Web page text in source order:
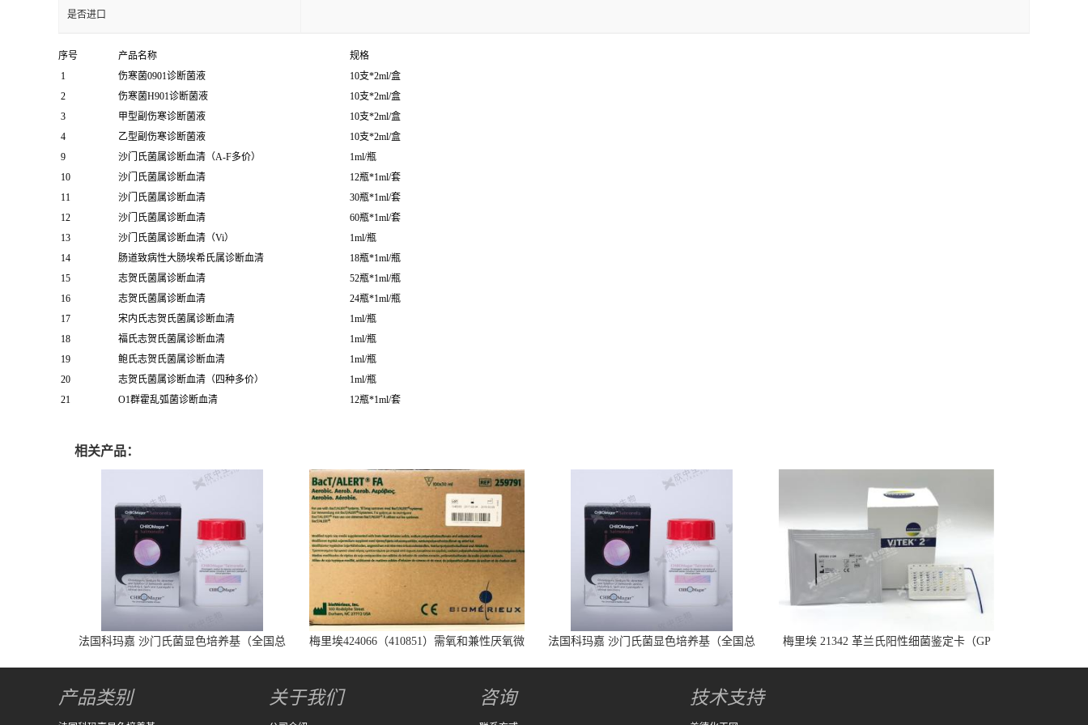
是否进口
序号 产品名称
规格
1
伤寒菌0901诊断菌液
10支*2ml/盒
2
伤寒菌H901诊断菌液
10支*2ml/盒
3
甲型副伤寒诊断菌液
10支*2ml/盒
4
乙型副伤寒诊断菌液
10支*2ml/盒
9
沙门氏菌属诊断血清（A-F多价）
1ml/瓶
10
沙门氏菌属诊断血清
12瓶*1ml/套
11
沙门氏菌属诊断血清
30瓶*1ml/套
12
沙门氏菌属诊断血清
60瓶*1ml/套
13
沙门氏菌属诊断血清（Vi）
1ml/瓶
14
肠道致病性大肠埃希氏属诊断血清
18瓶*1ml/瓶
15
志贺氏菌属诊断血清
52瓶*1ml/瓶
16
志贺氏菌属诊断血清
24瓶*1ml/瓶
17
宋内氏志贺氏菌属诊断血清
1ml/瓶
18
福氏志贺氏菌属诊断血清
1ml/瓶
19
鲍氏志贺氏菌属诊断血清
1ml/瓶
20
志贺氏菌属诊断血清（四种多价）
1ml/瓶
21
O1群霍乱弧菌诊断血清 12瓶*1ml/套
相关产品：
法国科玛嘉 沙门氏菌显色培养基（全国总
梅里埃424066（410851）需氧和兼性厌氧微
法国科玛嘉 沙门氏菌显色培养基（全国总
梅里埃 21342 革兰氏阳性细菌鉴定卡（GP
产品类别 关于我们 咨询 技术支持